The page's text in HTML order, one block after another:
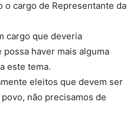
o cargo de Representante da
cargo que deveria
haver mais alguma
este tema.
eleitos que devem ser
não precisamos de